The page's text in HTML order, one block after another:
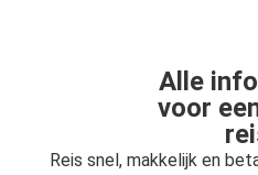
Alle
voor
Reis snel, makkelijk en